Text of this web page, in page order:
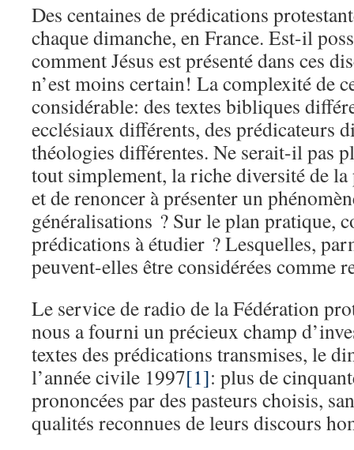
Des centaines de prédications
chaque dimanche, en France. Est-il
comment Jésus est présenté dans ces
n’est moins certain! La complexité de
considérable: des textes bibliques
ecclésiaux différents, des prédicateurs
théologies différentes. Ne serait-il pas
tout simplement, la riche diversité de
et de renoncer à présenter un
généralisations ? Sur le plan pratique,
prédications à étudier ? Lesquelles,
peuvent-elles être considérées comme
Le service de radio de la Fédération
nous a fourni un précieux champ
textes des prédications transmises, le
l’année civile 1997[1]: plus de
prononcées par des pasteurs choisis,
qualités reconnues de leurs discours